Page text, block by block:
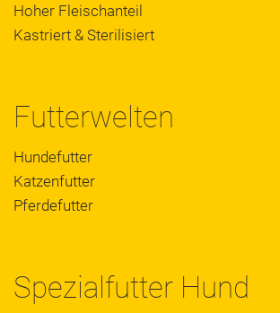
Hoher Fleischanteil
Kastriert & Sterilisiert
Futterwelten
Hundefutter
Katzenfutter
Pferdefutter
Spezialfutter Hund